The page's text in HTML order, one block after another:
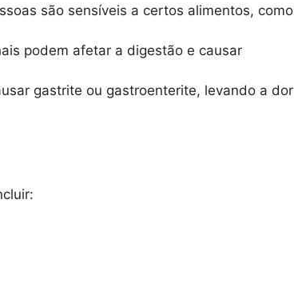
são sensíveis a certos alimentos, como
podem afetar a digestão e causar
gastrite ou gastroenterite, levando a dor